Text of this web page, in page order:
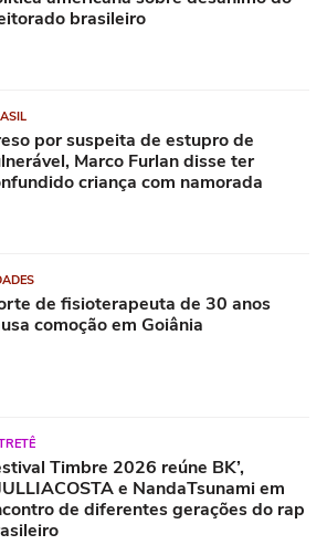
brasileiro
por suspeita de estupro de
Marco Furlan disse ter
criança com namorada
de fisioterapeuta de 30 anos
comoção em Goiânia
Timbre 2026 reúne BK’,
e NandaTsunami em
de diferentes gerações do rap